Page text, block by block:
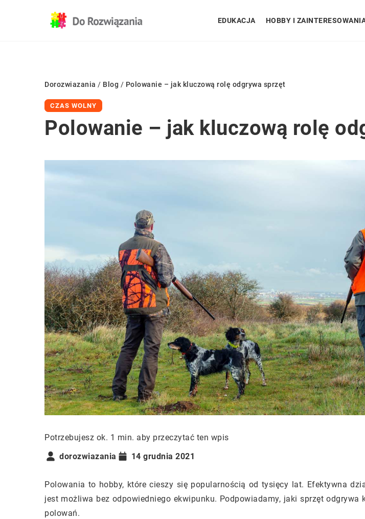
EDUKACJA HOBBY I
Dorozwiazania / Blog / Polowanie – jak kluczową rolę odgrywa sprzęt
CZAS WOLNY
Polowanie – jak kluczową rolę
Potrzebujesz ok. 1 min. aby przeczytać ten wpis
dorozwiazania
14 grudnia 2021
Polowania to hobby, które cieszy się popularnością od tysięcy lat. Efektywna
jest możliwa bez odpowiedniego ekwipunku. Podpowiadamy, jaki sprzęt odgrywa
polowań.